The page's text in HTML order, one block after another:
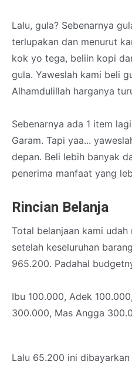
Lalu, gula? Sebenarnya
terlupakan dan menurut
kok yo tega, beliin kopi
gula. Yaweslah kami beli
Alhamdulillah harganya
Sebenarnya ada 1 item
Garam. Tapi yaa...
depan. Beli lebih banyak
penerima manfaat yang
Rincian Belanja
Total belanjaan kami
setelah keseluruhan
965.200. Padahal
Ibu 100.000, Adek
300.000, Mas Angga
Lalu 65.200 ini